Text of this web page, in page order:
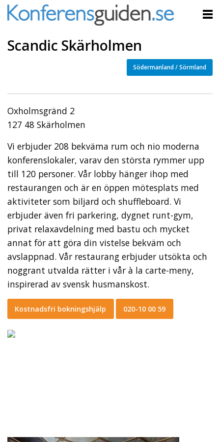
Scandic Skärholmen
Södermanland / Sörmland
Oxholmsgränd 2
127 48 Skärholmen
Vi erbjuder 208 bekväma rum och nio moderna
konferenslokaler, varav den största rymmer upp
till 120 personer. Vår lobby hänger ihop med
restaurangen och är en öppen mötesplats med
aktiviteter som biljard och shuffleboard. Vi
erbjuder även fri parkering, dygnet runt-gym,
privat relaxavdelning med bastu och mycket
annat för att göra din vistelse bekväm och
avslappnad. Vår restaurang erbjuder utsökta och
noggrant utvalda rätter i vår à la carte-meny,
inspirerad av svensk husmanskost.
Kostnadsfri bokningshjälp 020-10 00 59